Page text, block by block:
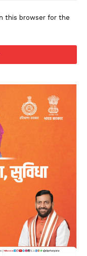
this browser for the